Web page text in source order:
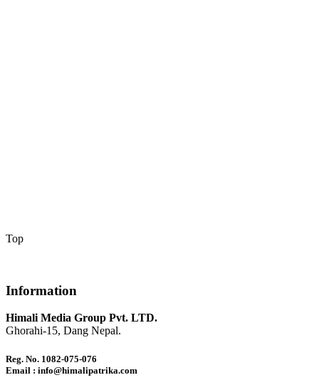
Top
Information
Himali Media Group Pvt. LTD.
Ghorahi-15, Dang Nepal.
Reg. No. 1082-075-076
Email : info@himalipatrika.com